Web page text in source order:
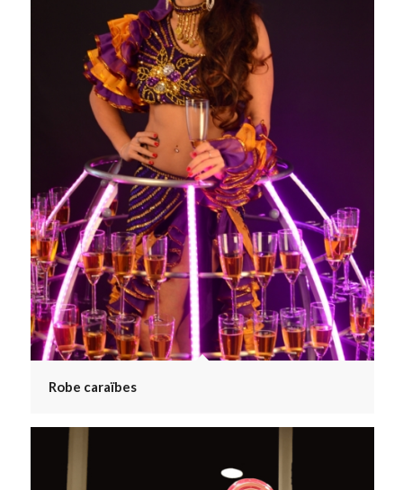
Robe caraïbes